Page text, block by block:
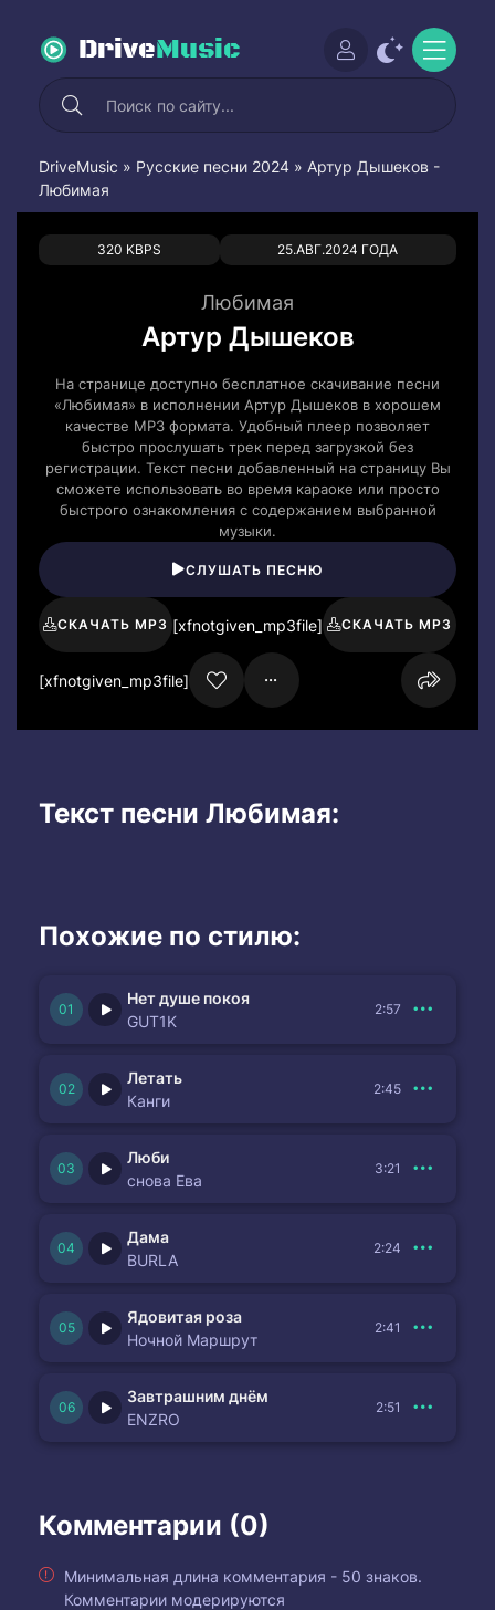
DriveMusic
DriveMusic » Русские песни 2024 » Артур Дышеков -
Любимая
320 KBPS 25.АВГ.2024 ГОДА
0 0
Любимая
Артур Дышеков
На странице доступно бесплатное скачивание песни
«Любимая» в исполнении Артур Дышеков в хорошем
качестве MP3 формата. Удобный плеер позволяет
быстро прослушать трек перед загрузкой без
регистрации. Текст песни добавленный на страницу Вы
сможете использовать во время караоке или просто
быстрого ознакомления с содержанием выбранной
музыки.
СЛУШАТЬ ПЕСНЮ
СКАЧАТЬ MP3 [xfnotgiven_mp3file] СКАЧАТЬ MP3
[xfnotgiven_mp3file]
Текст песни Любимая:
Похожие по стилю:
Нет душе покоя
GUT1K
2:57
Летать
Канги
2:45
Люби
снова Ева
3:21
Дама
BURLA
2:24
Ядовитая роза
Ночной Маршрут
2:41
Завтрашним днём
ENZRO
2:51
Комментарии (0)
Минимальная длина комментария - 50 знаков.
Комментарии модерируются